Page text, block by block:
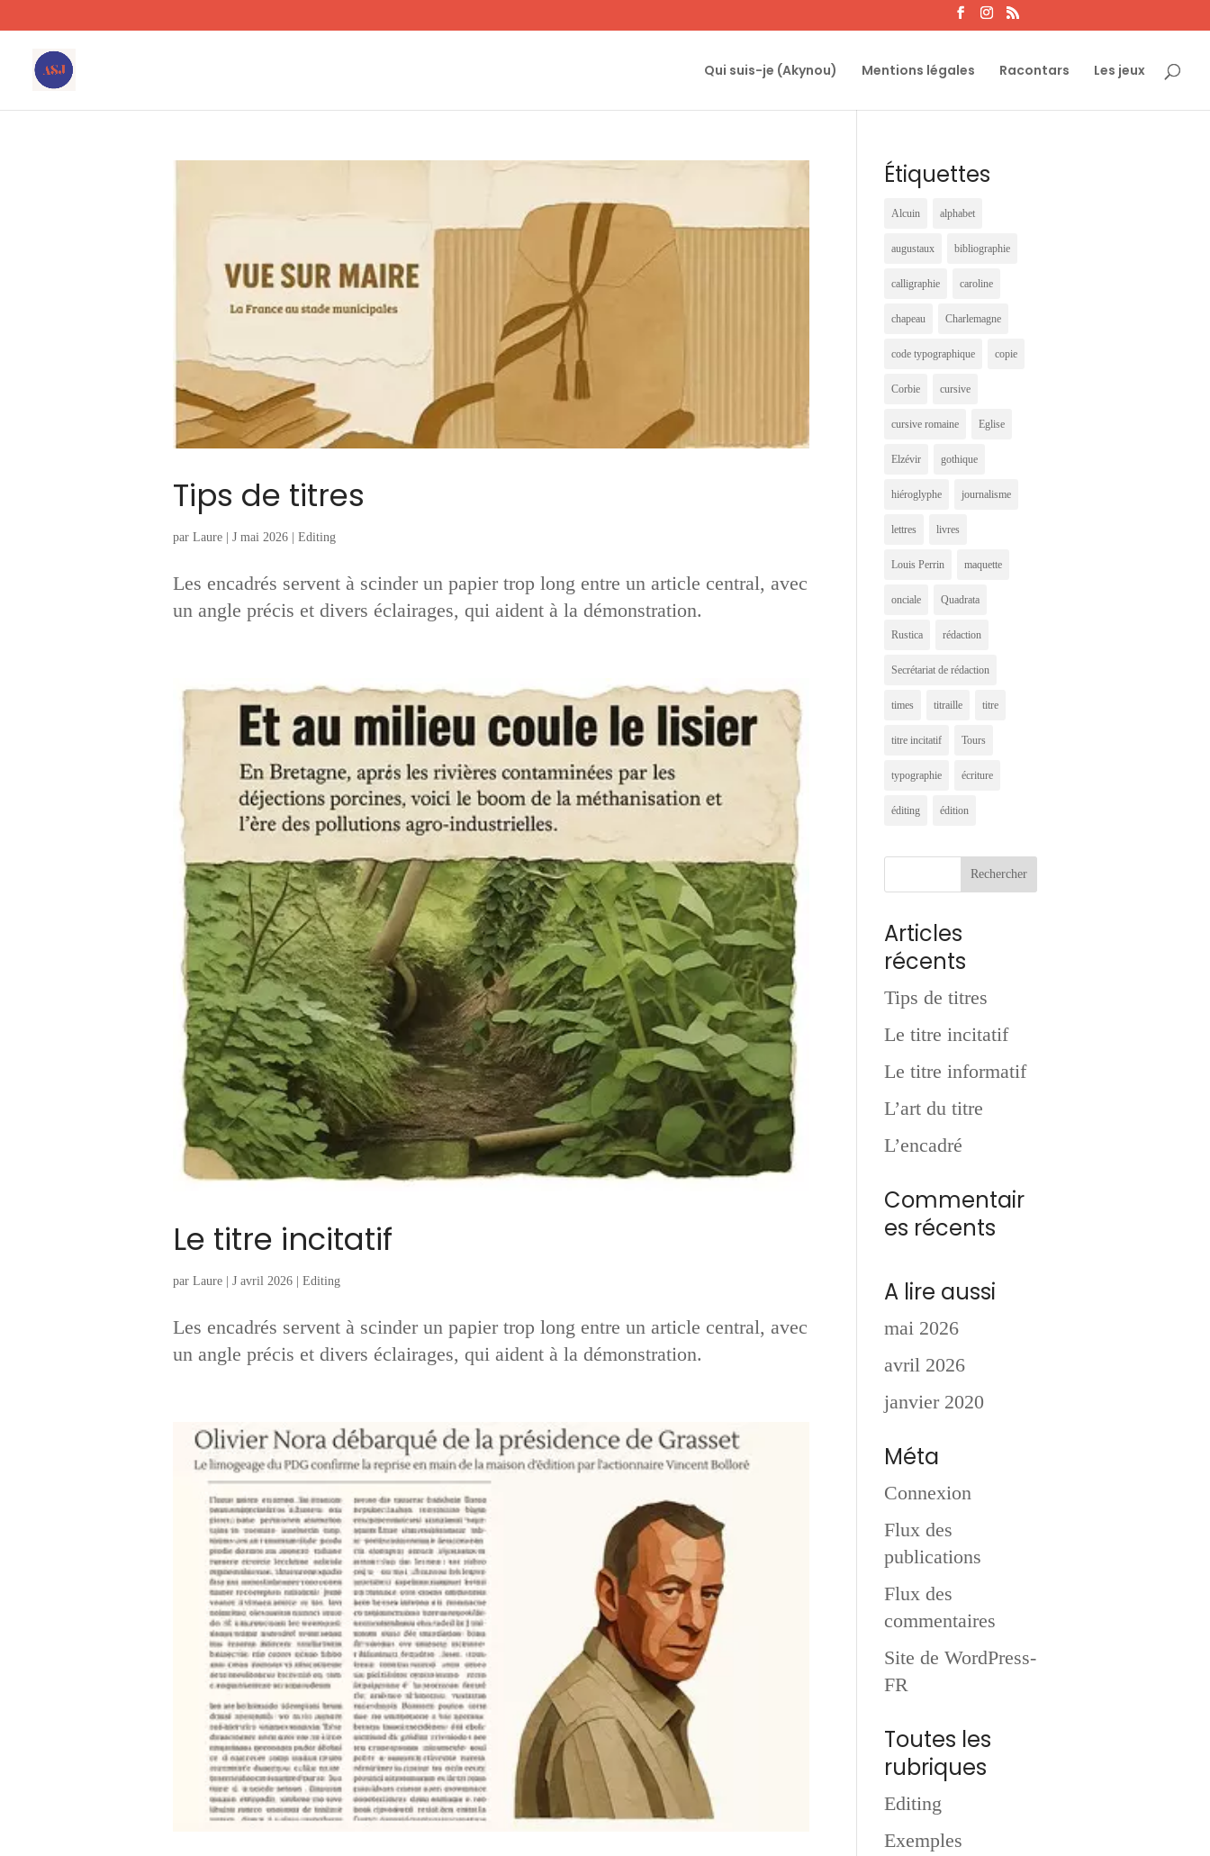
Qui suis-je (Akynou) Mentions légales Racontars Les jeux
Tips de titres
par Laure J mai 2026 Editing
Les encadrés servent à scinder un papier trop long entre un article central, avec
un angle précis et divers éclairages, qui aident à la démonstration.
Le titre incitatif
par Laure | J avril 2026 | Editing
Les encadrés servent à scinder un papier trop long entre un article central, avec
un angle précis et divers éclairages, qui aident à la démonstration.
Étiquettes
Alcuin alphabet
augustaux bibliographie
calligraphie caroline
chapeau Charlemagne
code typographique copie
Corbie cursive
cursive romaine Eglise
Elzévir gothique
hiéroglyphe journalisme
lettres livres
Louis Perrin maquette
onciale Quadrata
Rustica rédaction
Secrétariat de rédaction
times titraille titre
titre incitatif Tours
typographie écriture
éditing édition
Articles
récents
Tips de titres
Le titre incitatif
Le titre informatif
L’art du titre
L’encadré
Commentair
es récents
A lire aussi
mai 2026
avril 2026
janvier 2020
Méta
Connexion
Flux des
publications
Flux des
commentaires
Site de WordPress-
FR
Toutes les
rubriques
Editing
Exemples